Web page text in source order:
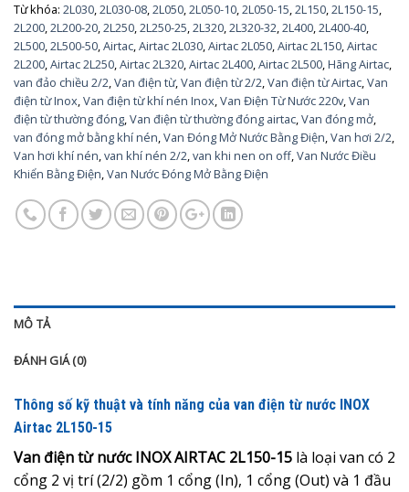
Từ khóa: 2L030,2L030-08,2L050,2L050-10,2L050-15,2L150,2L150-15,
2L200,2L200-20,2L250,2L250-25,2L320,2L320-32,2L400,2L400-40,
2L500,2L500-50,Airtac,Airtac 2L030,Airtac 2L050,Airtac 2L150,Airtac
2L200,Airtac 2L250,Airtac 2L320,Airtac 2L400,Airtac 2L500,Hãng Airtac,
van đảo chiều 2/2,Van điện từ,Van điện từ 2/2,Van điện từ Airtac,Van
điện từ Inox,Van điện từ khí nén Inox,Van Điện Từ Nước 220v,Van
điện từ thường đóng,Van điện từ thường đóng airtac,Van đóng mở,
van đóng mở bằng khí nén,Van Đóng Mở Nước Bằng Điện,Van hơi 2/2,
Van hơi khí nén,van khí nén 2/2,van khi nen on off,Van Nước Điều
Khiển Bằng Điện,Van Nước Đóng Mở Bằng Điện
MÔ TẢ
ĐÁNH GIÁ (0)
Thông số kỹ thuật và tính năng của van điện từ nước INOX
Airtac 2L150-15
Van điện từ nước INOX AIRTAC 2L150-15 là loại van có 2
cổng 2 vị trí (2/2) gồm 1 cổng (In), 1 cổng (Out) và 1 đầu